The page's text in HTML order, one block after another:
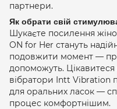
партнери.
Як обрати свій
Шукаєте посилення
ON for Her стануть
подовжити момент —
допоможуть.
вібратори Intt Vibration
для оральних ласок —
процес комфортнішим.